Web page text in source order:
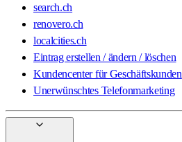
search.ch
renovero.ch
localcities.ch
Eintrag erstellen / ändern / löschen
Kundencenter für Geschäftskunden
Unerwünschtes Telefonmarketing